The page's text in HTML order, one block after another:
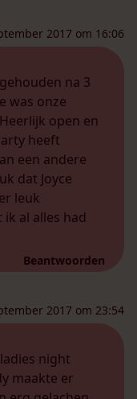
2017 om 16:06
na 3
was onze
open en
heeft
een andere
dat Joyce
leuk
al alles had
Beantwoorden
2017 om 23:54
night
maakte er